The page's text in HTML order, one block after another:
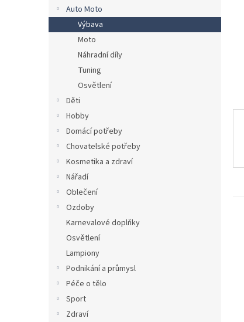
e
l
Auto Moto
Výbava
Moto
Náhradní díly
Tuning
Osvětlení
Děti
Hobby
Domácí potřeby
Chovatelské potřeby
Kosmetika a zdraví
Nářadí
Oblečení
Ozdoby
Karnevalové doplňky
Osvětlení
Lampiony
Podnikání a průmysl
Péče o tělo
Sport
Zdraví